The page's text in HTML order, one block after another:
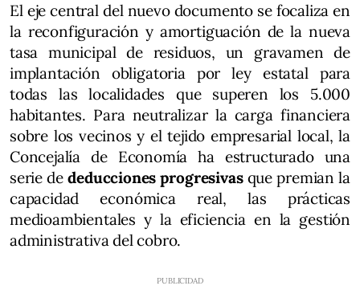
El eje central del nuevo documento se focaliza en
la reconfiguración y amortiguación de la nueva
tasa municipal de residuos, un gravamen de
implantación obligatoria por ley estatal para
todas las localidades que superen los 5.000
habitantes. Para neutralizar la carga financiera
sobre los vecinos y el tejido empresarial local, la
Concejalía de Economía ha estructurado una
serie dededucciones progresivasque premian la
capacidad económica real, las prácticas
medioambientales y la eficiencia en la gestión
administrativa del cobro.